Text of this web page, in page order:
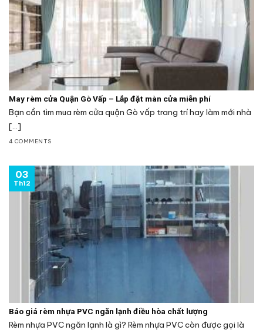
May rèm cửa Quận Gò Vấp – Lắp đặt màn cửa miễn phí
Bạn cần tìm mua rèm cửa quận Gò vấp trang trí hay làm mới nhà
[...]
4 COMMENTS
Báo giá rèm nhựa PVC ngăn lạnh điều hòa chất lượng
Rèm nhựa PVC ngăn lạnh là gì? Rèm nhựa PVC còn được gọi là
03
Th12